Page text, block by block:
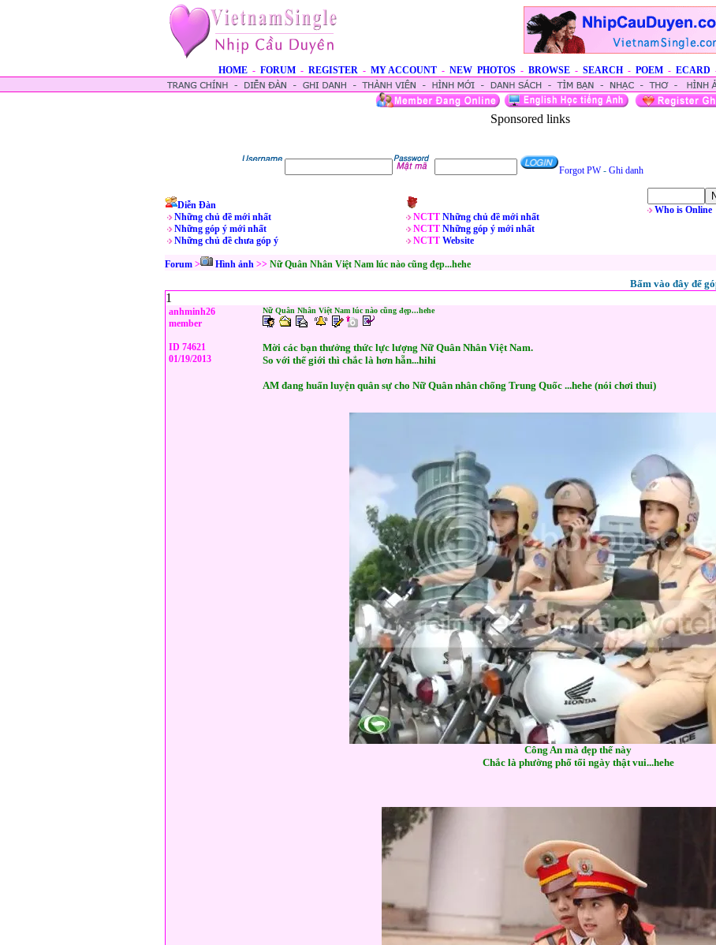
HOME - FORUM - REGISTER - MY ACCOUNT - NEW PHOTOS - BROWSE - SEARCH - POEM - ECARD
Sponsored links
Forgot PW- Ghi danh
Diễn Đàn
Những chủ đề mới nhất
Những góp ý mới nhất
Những chủ đề chưa góp ý
NCTT Những chủ đề mới nhất
NCTT Những góp ý mới nhất
NCTT Website
Who is Online
Forum > Hình ảnh >> Nữ Quân Nhân Việt Nam lúc nào cũng đẹp...hehe
Bấm vào đây để
1
anhminh26
member
ID 74621
01/19/2013
Nữ Quân Nhân Việt Nam lúc nào cũng đẹp...hehe
Mời các bạn thưởng thức lực lượng Nữ Quân Nhân Việt Nam.
So với thế giới thì chắc là hơn hẵn...hihi
AM đang huấn luyện quân sự cho Nữ Quân nhân chống Trung Quốc ...hehe (nói chơi thui)
Công An mà đẹp thế này
Chắc là phường phố tối ngày thật vui...hehe